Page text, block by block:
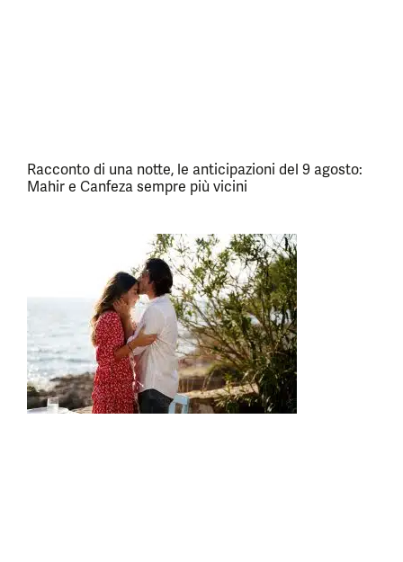
Racconto di una notte, le anticipazioni del 9 agosto:
Mahir e Canfeza sempre più vicini